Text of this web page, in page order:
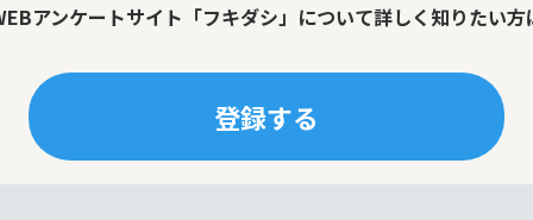
アンケートサイト「フキダシ」について詳しく知りたい方
登録する